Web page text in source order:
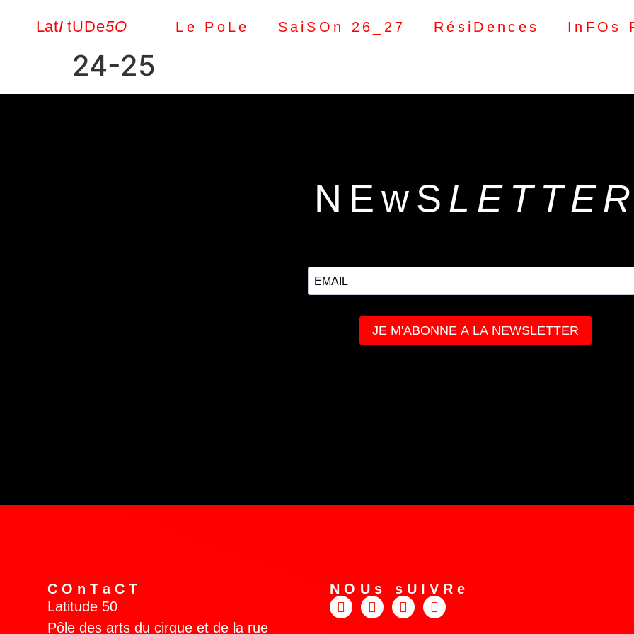
L a tI. t U D e5 O Le PoLe SaiSOn 26_27 RésiDences InFOs
24-25
NEwS LETTER
COnTaCT
Latitude 50
Pôle des arts du cirque et de la rue
NOUs sUIVRe